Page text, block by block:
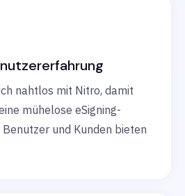
nahtlos mit Nitro, damit
mühelose eSigning-
und Kunden bieten